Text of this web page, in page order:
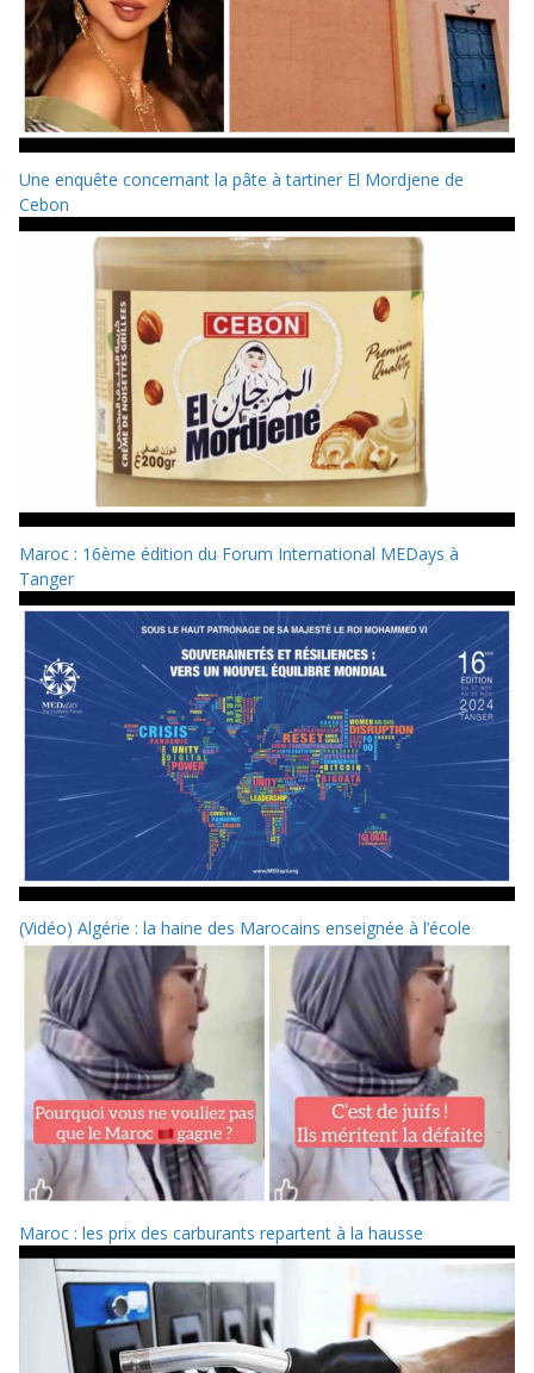
Une enquête concernant la pâte à tartiner El Mordjene de
Cebon
Maroc : 16ème édition du Forum International MEDays à
Tanger
(Vidéo) Algérie : la haine des Marocains enseignée à l’école
Maroc : les prix des carburants repartent à la hausse